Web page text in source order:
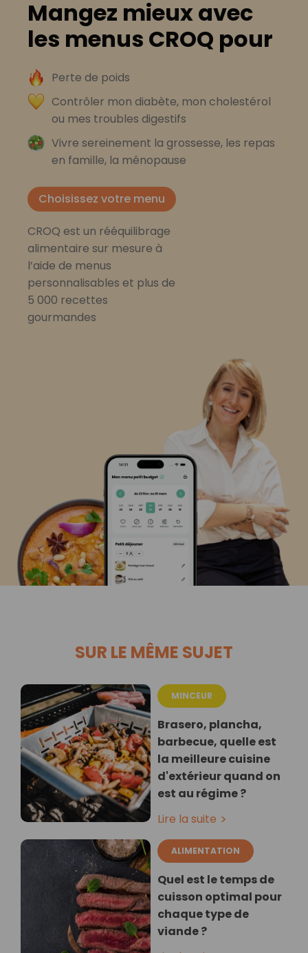
Mangez mieux avec
les menus CROQ pour
Perte de poids
Contrôler mon diabète, mon cholestérol
ou mes troubles digestifs
Vivre sereinement la grossesse, les repas
en famille, la ménopause
Choisissez votre menu
CROQ est un rééquilibrage
alimentaire sur mesure à
l’aide de menus
personnalisables et plus de
5 000 recettes
gourmandes
SUR LE MÊME SUJET
MINCEUR
Brasero, plancha,
barbecue, quelle est
la meilleure cuisine
d'extérieur quand on
est au régime ?
Lire la suite
ALIMENTATION
Quel est le temps de
cuisson optimal pour
chaque type de
viande ?